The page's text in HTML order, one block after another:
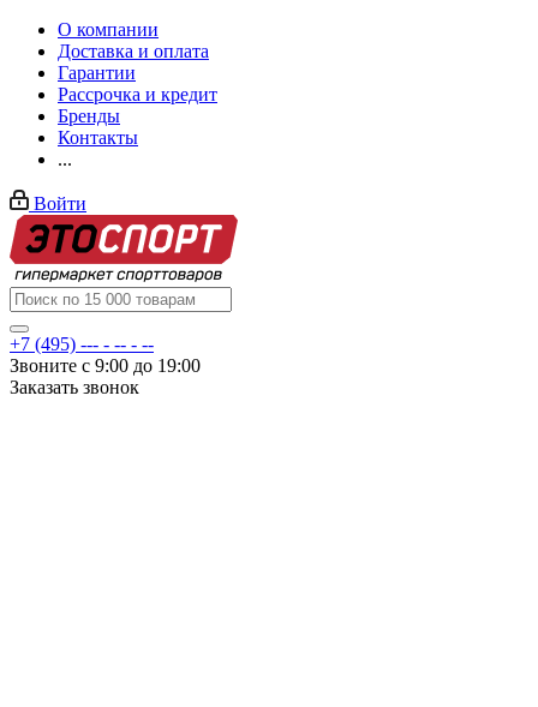
О компании
Доставка и оплата
Гарантии
Рассрочка и кредит
Бренды
Контакты
...
Войти
+7 (495) --- - -- - --
Звоните с 9:00 до 19:00
Заказать звонок